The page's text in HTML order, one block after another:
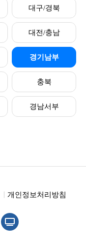
대구/경북
대전/충남
경기남부
충북
경남서부
개인정보처리방침